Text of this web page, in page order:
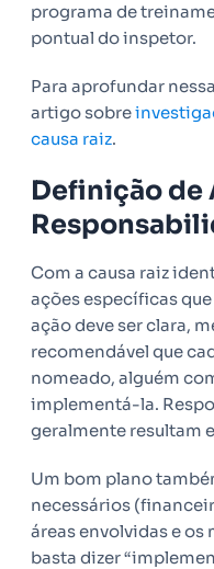
programa de
pontual do inspetor.
Para aprofundar
artigo sobre
causa raiz.
Definição de
Com a causa raiz
ações específicas
ação deve ser clara,
recomendável que
nomeado, alguém
implementá-la.
geralmente resultam
Um bom plano
necessários
áreas envolvidas e
basta dizer